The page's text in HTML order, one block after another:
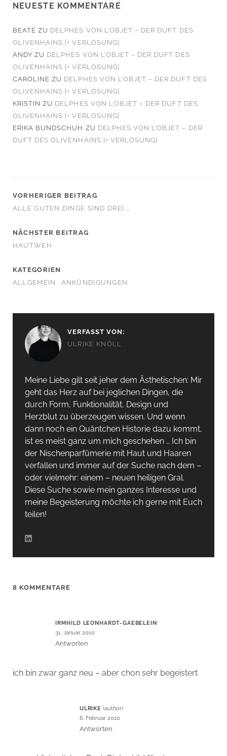
NEUESTE KOMMENTARE
BEATE ZU DELPHES VON L’OBJET – DER DUFT DES
OLIVENHAINS [+ VERLOSUNG]
ANDY ZU DELPHES VON L’OBJET – DER DUFT DES
OLIVENHAINS [+ VERLOSUNG]
CAROLINE ZU DELPHES VON L’OBJET – DER DUFT DES
OLIVENHAINS [+ VERLOSUNG]
KRISTIN ZU DELPHES VON L’OBJET – DER DUFT DES
OLIVENHAINS [+ VERLOSUNG]
ERIKA BUNDSCHUH ZU DELPHES VON L’OBJET – DER
DUFT DES OLIVENHAINS [+ VERLOSUNG]
VORHERIGER BEITRAG
ALLE GUTEN DINGE SIND DREI …
NÄCHSTER BEITRAG
HAUTWEH
KATEGORIEN
ALLGEMEIN
ANKÜNDIGUNGEN
VERFASST VON:
ULRIKE KNÖLL
Meine Liebe gilt seit jeher dem Ästhetischen: Mir
geht das Herz auf bei jeglichen Dingen, die
durch Form, Funktionalität, Design und
Herzblut zu überzeugen wissen. Und wenn
dann noch ein Quäntchen Historie dazu kommt,
ist es meist ganz um mich geschehen … Ich bin
der Nischenparfümerie mit Haut und Haaren
verfallen und immer auf der Suche nach dem –
oder vielmehr: einem – neuen heiligen Gral.
Diese Suche sowie mein ganzes Interesse und
meine Begeisterung möchte ich gerne mit Euch
teilen!
8 KOMMENTARE
IRMHILD LEONHARDT-GAEBELEIN
31. Januar 2010
Antworten
ich bin zwar ganz neu – aber chon sehr begeistert
ULRIKE
6. Februar 2010
Antworten